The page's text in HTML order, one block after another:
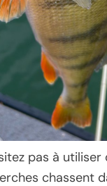
pas à
chassent